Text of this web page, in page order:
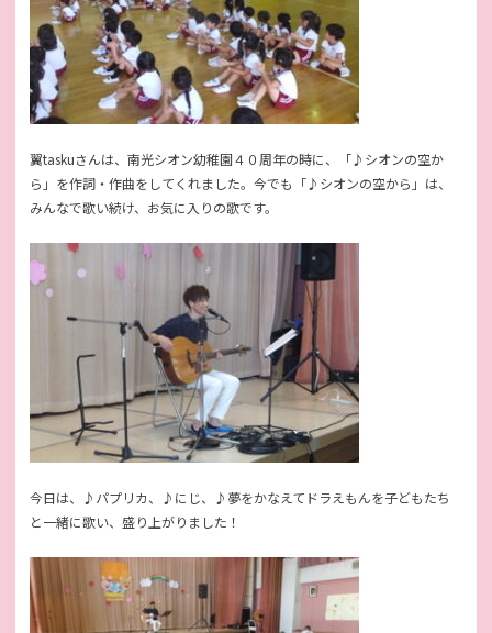
翼taskuさんは、南光シオン幼稚園４０周年の時に、「♪シオンの空か
ら」を作詞・作曲をしてくれました。今でも「♪シオンの空から」は、
みんなで歌い続け、お気に入りの歌です。
今日は、♪パプリカ、♪にじ、♪夢をかなえてドラえもんを子どもたち
と一緒に歌い、盛り上がりました！